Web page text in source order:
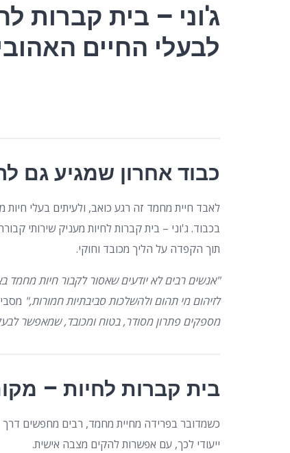
ג'וני – בית קברות
לבעלי החיים
כבוד אחרון שמגיע גם
לאבד חיית מחמד זה רגע כואב, ולעיתים בעלי חיות
בכבוד. ג'וני – בית קברות לחיות מעניק שירותי
תוך הקפדה על הליך מכובד וחוקי.
"אנשים רבים לא יודעים שאסור לקבור חיות מחמד
לזיהום מי תהום ולהשלכות סביבתיות חמורות,"
מספקים פתרון מסודר, בטוח ומכובד, שמאפשר
בית קברות לחיות –
כשמדובר בפרידה מחיית מחמד, רבים מחפשים
ייעודי לכך, עם אפשרות להקים מצבה אישית.